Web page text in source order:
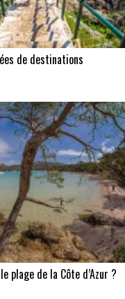
de destinations
plage de la Côte d’Azur ?